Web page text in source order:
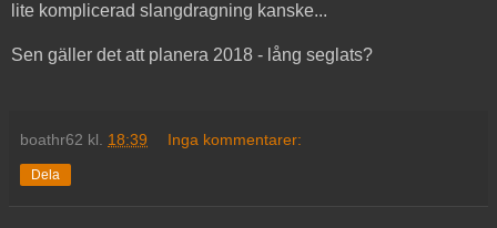
lite komplicerad slangdragning kanske...
Sen gäller det att planera 2018 - lång seglats?
boathr62 kl. 18:39 Inga kommentarer:
Dela